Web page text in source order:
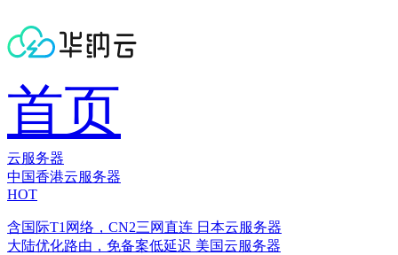
首页
云服务器
中国香港云服务器
HOT
含国际T1网络，CN2三网直连 日本云服务器
大陆优化路由，免备案低延迟 美国云服务器